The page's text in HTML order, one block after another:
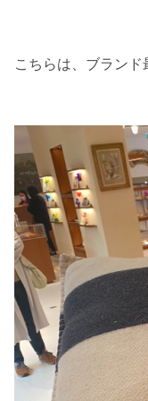
こちらは、ブランド